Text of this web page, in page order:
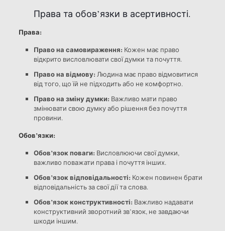
Права та обов’язки в асертивності.
Права:
Право на самовираження: Кожен має право
відкрито висловлювати свої думки та почуття.
Право на відмову: Людина має право відмовитися
від того, що їй не підходить або не комфортно.
Право на зміну думки: Важливо мати право
змінювати свою думку або рішення без почуття
провини.
Обов’язки:
Обов’язок поваги: Висловлюючи свої думки,
важливо поважати права і почуття інших.
Обов’язок відповідальності: Кожен повинен брати
відповідальність за свої дії та слова.
Обов’язок конструктивності: Важливо надавати
конструктивний зворотний зв’язок, не завдаючи
шкоди іншим.